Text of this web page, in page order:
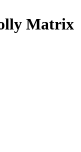
Matrix